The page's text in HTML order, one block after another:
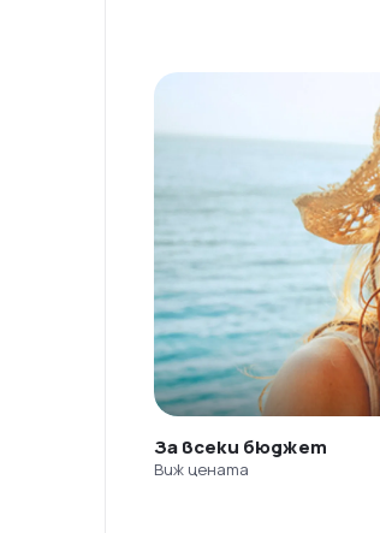
За всеки бюджет
Виж цената